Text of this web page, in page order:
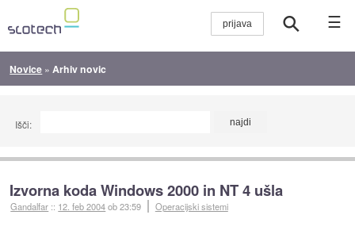
☰
Novice » Arhiv novic
Išči:
Izvorna koda Windows 2000 in NT 4 ušla
Gandalfar :: 12. feb 2004ob 23:59 Operacijski sistemi